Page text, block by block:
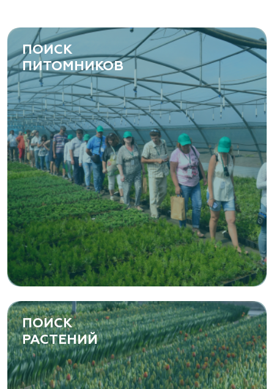
ПОИСК
ПИТОМНИКОВ
ПОИСК
РАСТЕНИЙ